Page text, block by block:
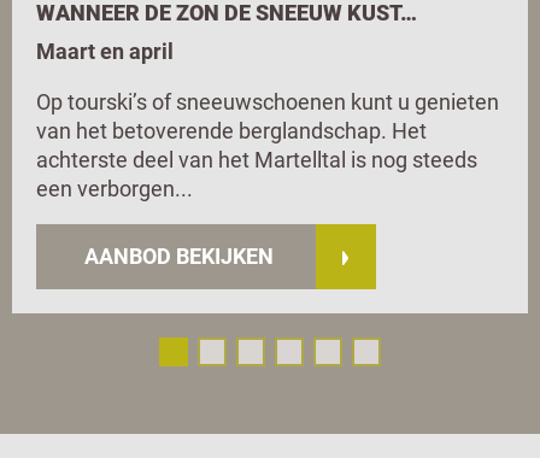
WANNEER DE ZON DE SNEEUW KUST…
Maart en april
Op tourski’s of sneeuwschoenen kunt u genieten
van het betoverende berglandschap. Het
achterste deel van het Martelltal is nog steeds
een verborgen...
AANBOD BEKIJKEN